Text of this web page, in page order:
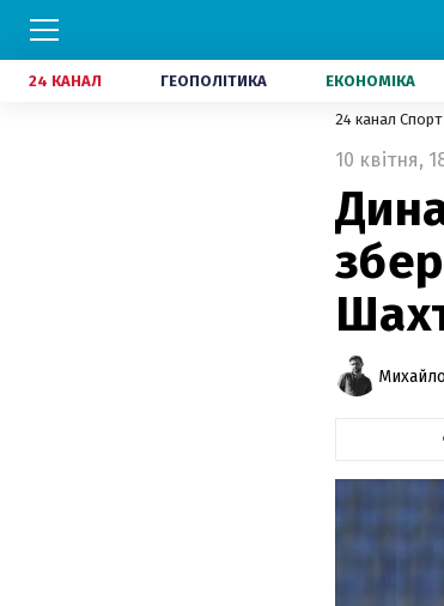
24 КАНАЛ ГЕОПОЛІТИКА ЕКОНОМІКА
24 канал Спорт
10 квітня,